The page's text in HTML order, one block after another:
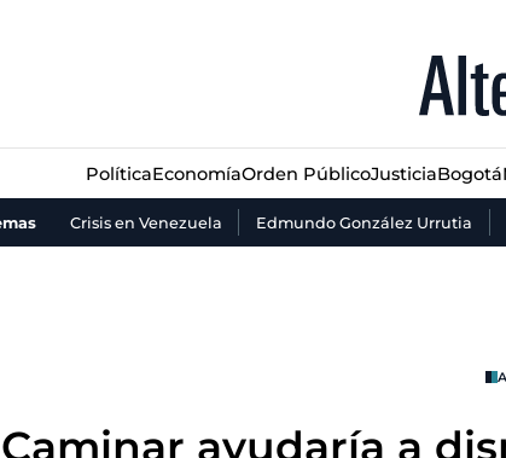
PolíticaEconomíaOrden PúblicoJusticiaBogotá
Crisis en Venezuela Edmundo González Urrutia
JusticiaBogotá
Caminar ayudaría a